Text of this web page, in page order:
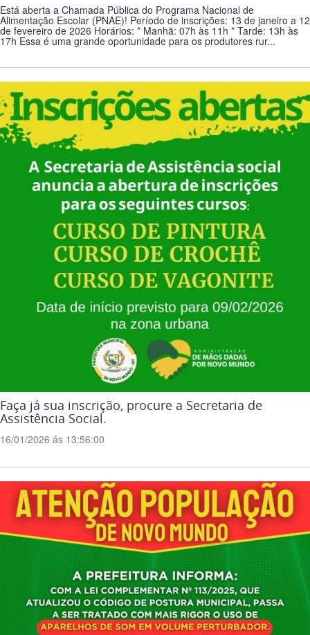
Está aberta a Chamada Pública do Programa Nacional de
Alimentação Escolar (PNAE)! Período de inscrições: 13 de janeiro a 12
de fevereiro de 2026 Horários: * Manhã: 07h às 11h * Tarde: 13h às
17h Essa é uma grande oportunidade para os produtores rur...
Faça já sua inscrição, procure a Secretaria de
Assistência Social.
16/01/2026 ás 13:56:00